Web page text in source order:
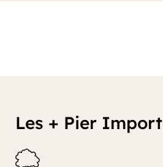
Les + Pier Import